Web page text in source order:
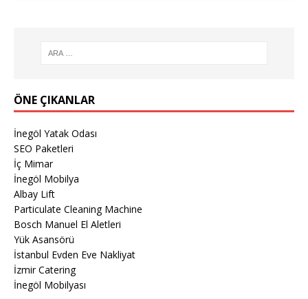
ÖNE ÇIKANLAR
İnegöl Yatak Odası
SEO Paketleri
İç Mimar
İnegöl Mobilya
Albay Lift
Particulate Cleaning Machine
Bosch Manuel El Aletleri
Yük Asansörü
İstanbul Evden Eve Nakliyat
İzmir Catering
İnegöl Mobilyası